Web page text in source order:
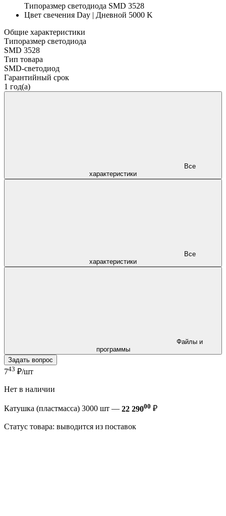
Типоразмер светодиода SMD 3528
Цвет свечения Day | Дневной 5000 K
Общие характеристики
Типоразмер светодиода
SMD 3528
Тип товара
SMD-светодиод
Гарантийный срок
1 год(а)
характеристики
характеристики
программы
Задать вопрос
743 ₽/шт
Нет в наличии
Катушка (пластмасса) 3000 шт — 22 29000 ₽
Статус товара: выводится из поставок